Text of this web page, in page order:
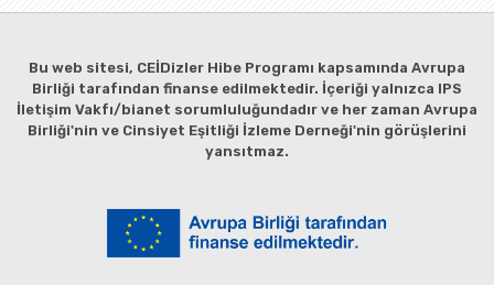
Bu web sitesi, CEİDizler Hibe Programı kapsamında Avrupa
Birliği tarafından finanse edilmektedir. İçeriği yalnızca IPS
İletişim Vakfı/bianet sorumluluğundadır ve her zaman Avrupa
Birliği'nin ve Cinsiyet Eşitliği İzleme Derneği'nin görüşlerini
yansıtmaz.